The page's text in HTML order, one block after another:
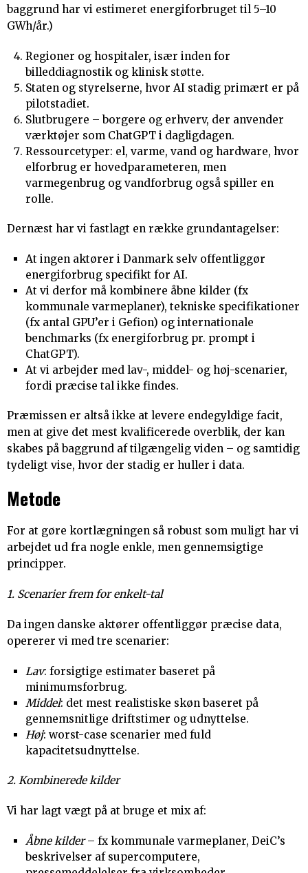
baggrund har vi estimeret energiforbruget til 5–10
GWh/år.)
Regioner og hospitaler, især inden for
billeddiagnostik og klinisk støtte.
Staten og styrelserne, hvor AI stadig primært er på
pilotstadiet.
Slutbrugere – borgere og erhverv, der anvender
værktøjer som ChatGPT i dagligdagen.
Ressourcetyper: el, varme, vand og hardware, hvor
elforbrug er hovedparameteren, men
varmegenbrug og vandforbrug også spiller en
rolle.
Dernæst har vi fastlagt en række grundantagelser:
At ingen aktører i Danmark selv offentliggør
energiforbrug specifikt for AI.
At vi derfor må kombinere åbne kilder (fx
kommunale varmeplaner), tekniske specifikationer
(fx antal GPU’er i Gefion) og internationale
benchmarks (fx energiforbrug pr. prompt i
ChatGPT).
At vi arbejder med lav-, middel- og høj-scenarier,
fordi præcise tal ikke findes.
Præmissen er altså ikke at levere endegyldige facit,
men at give det mest kvalificerede overblik, der kan
skabes på baggrund af tilgængelig viden – og samtidig
tydeligt vise, hvor der stadig er huller i data.
Metode
For at gøre kortlægningen så robust som muligt har vi
arbejdet ud fra nogle enkle, men gennemsigtige
principper.
1. Scenarier frem for enkelt-tal
Da ingen danske aktører offentliggør præcise data,
opererer vi med tre scenarier:
Lav: forsigtige estimater baseret på
minimumsforbrug.
Middel: det mest realistiske skøn baseret på
gennemsnitlige driftstimer og udnyttelse.
Høj: worst-case scenarier med fuld
kapacitetsudnyttelse.
2. Kombinerede kilder
Vi har lagt vægt på at bruge et mix af:
Åbne kilder– fx kommunale varmeplaner, DeiC’s
beskrivelser af supercomputere,